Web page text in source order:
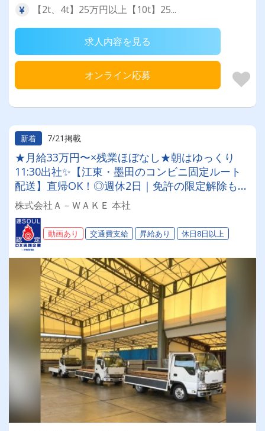
【2t、4t】25万円以上【10t】25...
求人内容を見る
オンライン応募
新着 7/21掲載
★月給33万円〜×残業ほぼなし★朝はゆっくり
11:30出社✨【江東・墨田のコンビニ固定ルート
配送】直帰OK！◎週休2日｜免許の限定解除も全
額負担◎無理なく稼いで、プライベートも最高に
楽しめるドライバーへ✨
株式会社Ａ－ＷＡＫＥ 本社
動画あり 交通費支給 昇給あり 休日8日以上